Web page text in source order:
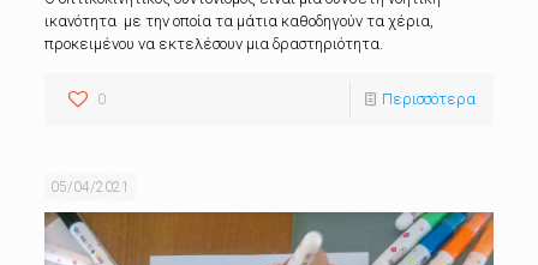
ικανότητα με την οποία τα μάτια καθοδηγούν τα χέρια,
προκειμένου να εκτελέσουν μια δραστηριότητα.
0 Περισσότερα
05/04/2021